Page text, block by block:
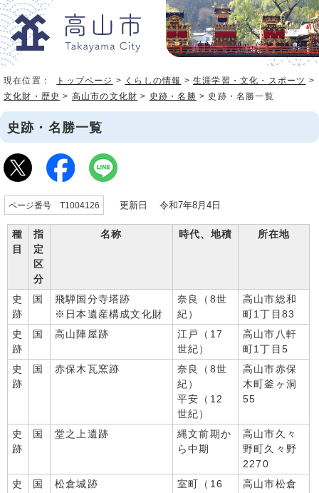
現在位置： トップページ > くらしの情報 >生涯学習・文化・スポーツ >
文化財・歴史 > 高山市の文化財 > 史跡・名勝 > 史跡・名勝一覧
史跡・名勝一覧
ページ番号 T1004126 更新日 令和7年8月4日
種
目
指
定
区
分
名称 時代、地積 所在地
史
跡
国
飛騨国分寺塔跡
※日本遺産構成文化財
奈良（8世
紀）
高山市総和
町1丁目83
史
跡
国 高山陣屋跡
江戸（17
世紀）
高山市八軒
町1丁目5
史
跡
国 赤保木瓦窯跡
奈良（8世
紀）
平安（12
世紀）
高山市赤保
木町釜ヶ洞
55
史
跡
国 堂之上遺跡
縄文前期か
ら中期
高山市久々
野町久々野
2270
史
国 松倉城跡
室町（16
高山市松倉